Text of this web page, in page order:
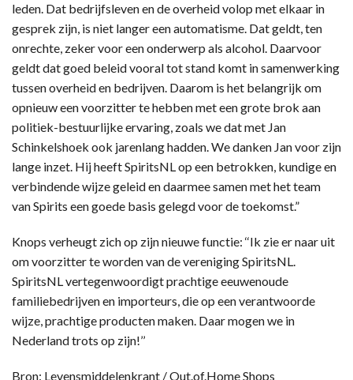
leden. Dat bedrijfsleven en de overheid volop met elkaar in
gesprek zijn, is niet langer een automatisme. Dat geldt, ten
onrechte, zeker voor een onderwerp als alcohol. Daarvoor
geldt dat goed beleid vooral tot stand komt in samenwerking
tussen overheid en bedrijven. Daarom is het belangrijk om
opnieuw een voorzitter te hebben met een grote brok aan
politiek-bestuurlijke ervaring, zoals we dat met Jan
Schinkelshoek ook jarenlang hadden. We danken Jan voor zijn
lange inzet. Hij heeft SpiritsNL op een betrokken, kundige en
verbindende wijze geleid en daarmee samen met het team
van Spirits een goede basis gelegd voor de toekomst.”
Knops verheugt zich op zijn nieuwe functie: ‘‘Ik zie er naar uit
om voorzitter te worden van de vereniging SpiritsNL.
SpiritsNL vertegenwoordigt prachtige eeuwenoude
familiebedrijven en importeurs, die op een verantwoorde
wijze, prachtige producten maken. Daar mogen we in
Nederland trots op zijn!’’
Bron: Levensmiddelenkrant / Out.of.Home Shops